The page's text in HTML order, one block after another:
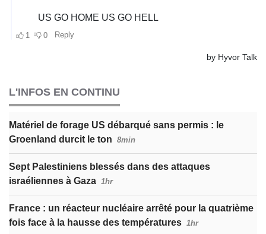
L'INFOS EN CONTINU
Matériel de forage US débarqué sans permis : le
Groenland durcit le ton 8min
Sept Palestiniens blessés dans des attaques
israéliennes à Gaza 1hr
France : un réacteur nucléaire arrêté pour la quatrième
fois face à la hausse des températures 1hr